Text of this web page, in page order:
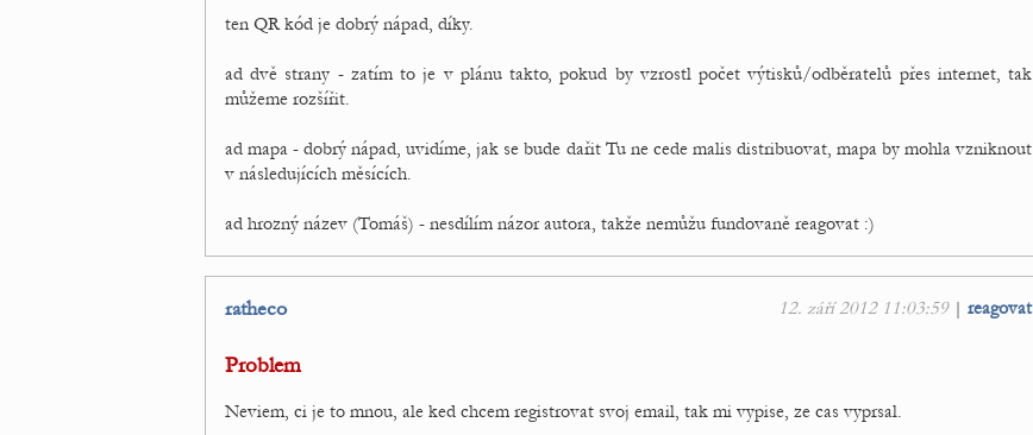
ten QR kód je dobrý nápad, díky.
ad dvě strany - zatím to je v plánu takto, pokud by vzrostl počet výtisků/odběratelů přes internet, tak
můžeme rozšířit.
ad mapa - dobrý nápad, uvidíme, jak se bude dařit Tu ne cede malis distribuovat, mapa by mohla vzniknout
v následujících měsících.
ad hrozný název (Tomáš) - nesdílím názor autora, takže nemůžu fundovaně reagovat :)
12. září 2012 11:03:59| reagovat
ratheco
Problem
Neviem, ci je to mnou, ale ked chcem registrovat svoj email, tak mi vypise, ze cas vyprsal.